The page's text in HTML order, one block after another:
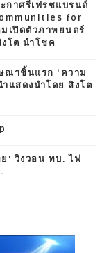
กาศรีเฟรชแบรนด์
for
เปิดตัวภาพยนตร์
โต นำโชค
ณาชิ้นแรก ‘ความ
แสดงนำโดย สิงโต
' วิงวอน ทบ. ไฟ